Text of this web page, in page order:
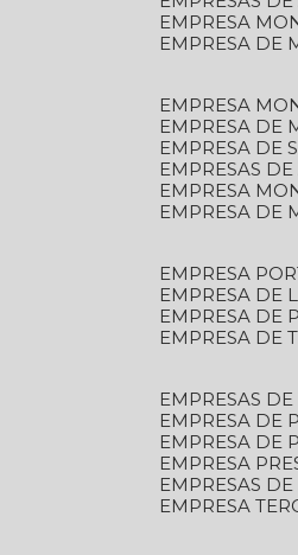
EMPRESA
EMPRESA
EMPRESA
EMPRESA
EMPRESA
EMPRESAS
EMPRESA
EMPRESA
EMPRESA
EMPRESA
EMPRESA
EMPRESA
EMPRESAS
EMPRESA DE
EMPRESA
EMPRESA
EMPRESAS
EMPRESA